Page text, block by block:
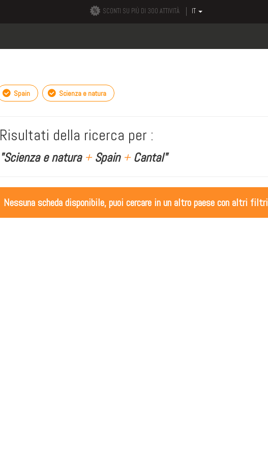
SCONTI SU PIÙ DI 300 ATTIVITÀ IT
Spain Scienza e natura
Risultati della ricerca per :
"Scienza e natura +Spain +Cantal"
Nessuna scheda disponibile, puoi cercare in un altro paese con altri filtri